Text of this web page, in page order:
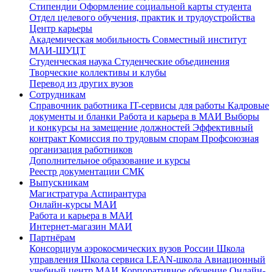
Стипендии Оформление социальной карты студента
Отдел целевого обучения, практик и трудоустройства
Центр карьеры
Академическая мобильность Совместный институт
МАИ-ШУЦТ
Студенческая наука Студенческие объединения
Творческие коллективы и клубы
Перевод из других вузов
Сотрудникам
Cправочник работника IT-сервисы для работы Кадровые
документы и бланки Работа и карьера в МАИ Выборы
и конкурсы на замещение должностей Эффективный
контракт Комиссия по трудовым спорам Профсоюзная
организация работников
Дополнительное образование и курсы
Реестр документации СМК
Выпускникам
Магистратура Аспирантура
Онлайн-курсы МАИ
Работа и карьера в МАИ
Интернет-магазин МАИ
Партнёрам
Консорциум аэрокосмических вузов России Школа
управления Школа сервиса LEAN-школа Авиационный